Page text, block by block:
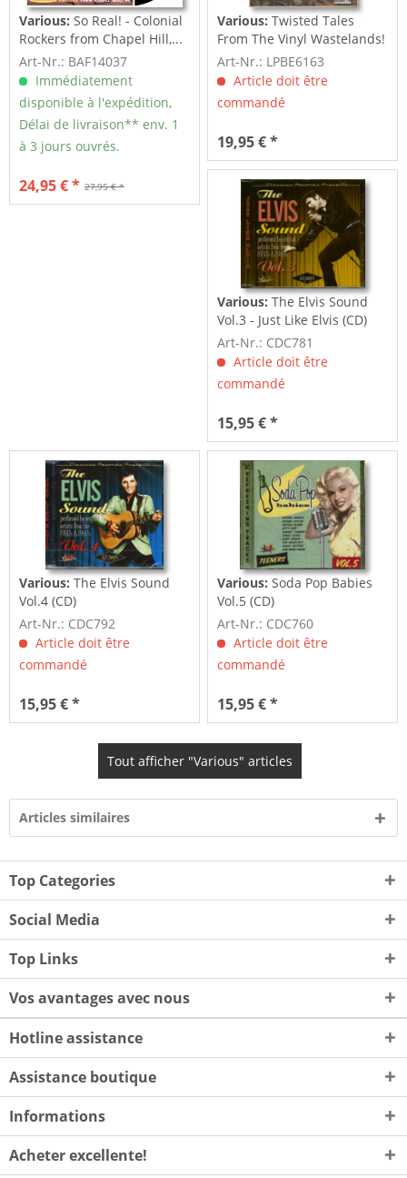
Various:So Real! - Colonial
Rockers from Chapel Hill,...
Art-Nr.: BAF14037
Immédiatement
disponible à l'expédition,
Délai de livraison** env. 1
à 3 jours ouvrés.
27,95 € *
24,95 € *
Various:Twisted Tales
From The Vinyl Wastelands!
Vol.5...
Art-Nr.: LPBE6163
Article doit être
commandé
19,95 € *
Various:The Elvis Sound
Vol.3 - Just Like Elvis (CD)
Art-Nr.: CDC781
Article doit être
commandé
15,95 € *
Various:The Elvis Sound
Vol.4 (CD)
Art-Nr.: CDC792
Article doit être
commandé
15,95 € *
Various:Soda Pop Babies
Vol.5 (CD)
Art-Nr.: CDC760
Article doit être
commandé
15,95 € *
Tout afficher "Various" articles
Articles similaires
Top Categories
Social Media
Top Links
Vos avantages avec nous
Hotline assistance
Assistance boutique
Informations
Acheter excellente!